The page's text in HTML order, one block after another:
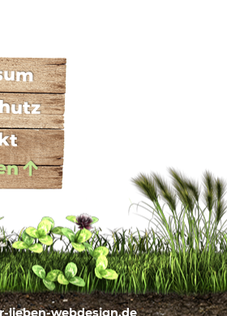
lieben-webdesign.de